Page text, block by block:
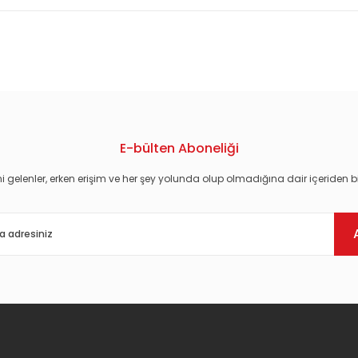
E-bülten Aboneliği
gelenler, erken erişim ve her şey yolunda olup olmadığına dair içeriden